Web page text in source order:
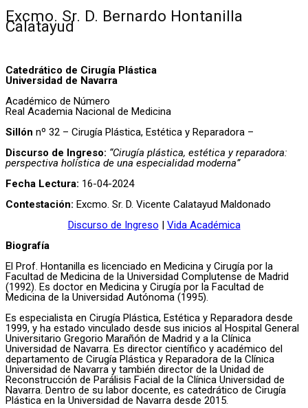
Excmo. Sr. D. Bernardo Hontanilla
Calatayud
Catedrático de Cirugía Plástica
Universidad de Navarra
Académico de Número
Real Academia Nacional de Medicina
Sillón nº 32 – Cirugía Plástica, Estética y Reparadora –
Discurso de Ingreso: “Cirugía plástica, estética y reparadora:
perspectiva holística de una especialidad moderna”
Fecha Lectura: 16-04-2024
Contestación: Excmo. Sr. D. Vicente Calatayud Maldonado
Discurso de Ingreso | Vida Académica
Biografía
El Prof. Hontanilla es licenciado en Medicina y Cirugía por la
Facultad de Medicina de la Universidad Complutense de Madrid
(1992). Es doctor en Medicina y Cirugía por la Facultad de
Medicina de la Universidad Autónoma (1995).
Es especialista en Cirugía Plástica, Estética y Reparadora desde
1999, y ha estado vinculado desde sus inicios al Hospital General
Universitario Gregorio Marañón de Madrid y a la Clínica
Universidad de Navarra. Es director científico y académico del
departamento de Cirugía Plástica y Reparadora de la Clínica
Universidad de Navarra y también director de la Unidad de
Reconstrucción de Parálisis Facial de la Clínica Universidad de
Navarra. Dentro de su labor docente, es catedrático de Cirugía
Plástica en la Universidad de Navarra desde 2015.